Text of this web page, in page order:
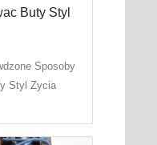
Sposoby
Styl Zycia